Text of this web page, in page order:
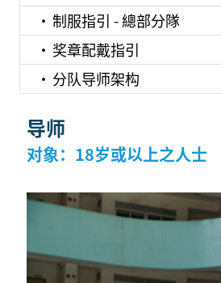
制服指引 - 總部分隊
奖章配戴指引
分队导师架构
导师
对象：18岁或以上之人士